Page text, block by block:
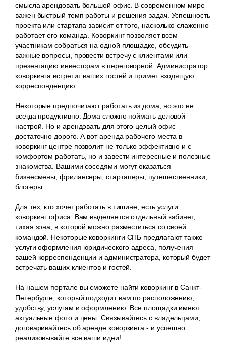
смысла арендовать большой офис. В современном мире
важен быстрый темп работы и решения задач. Успешность
проекта или стартапа зависит от того, насколько слаженно
работает его команда. Коворкинг позволяет всем
участникам собраться на одной площадке, обсудить
важные вопросы, провести встречу с клиентами или
презентацию инвесторам в переговорной. Администратор
коворкинга встретит ваших гостей и примет входящую
корреспонденцию.
Некоторые предпочитают работать из дома, но это не
всегда продуктивно. Дома сложно поймать деловой
настрой. Но и арендовать для этого целый офис
достаточно дорого. А вот аренда рабочего места в
коворкинг центре позволит не только эффективно и с
комфортом работать, но и завести интересные и полезные
знакомства. Вашими соседями могут оказаться
бизнесмены, фрилансеры, стартаперы, путешественники,
блогеры.
Для тех, кто хочет работать в тишине, есть услуги
коворкинг офиса. Вам выделяется отдельный кабинет,
тихая зона, в которой можно разместиться со своей
командой. Некоторые коворкинги СПБ предлагают также
услуги оформления юридического адреса, получения
вашей корреспонденции и администратора, который будет
встречать ваших клиентов и гостей.
На нашем портале вы сможете найти коворкинг в Санкт-
Петербурге, который подходит вам по расположению,
удобству, услугам и оформлению. Все площадки имеют
актуальные фото и цены. Связывайтесь с владельцами,
договаривайтесь об аренде коворкинга - и успешно
реализовывайте все ваши идеи!